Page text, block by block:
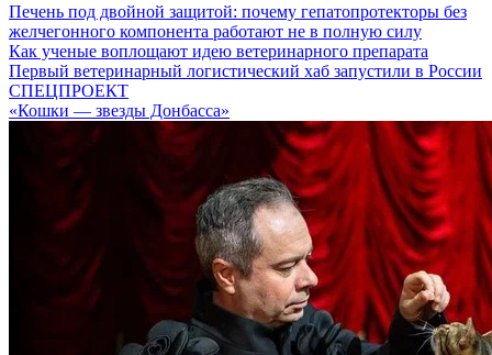
Печень под двойной защитой: почему гепатопротекторы без
желчегонного компонента работают не в полную силу
Как ученые воплощают идею ветеринарного препарата
Первый ветеринарный логистический хаб запустили в России
СПЕЦПРОЕКТ
«Кошки — звезды Донбасса»